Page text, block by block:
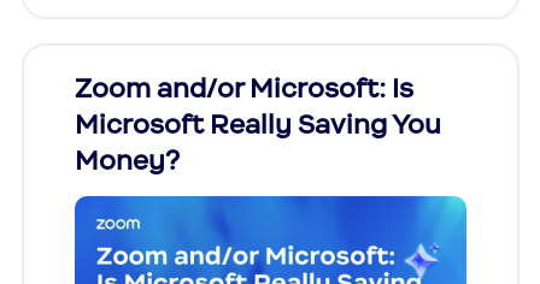
Zoom and/or Microsoft: Is
Microsoft Really Saving You
Money?